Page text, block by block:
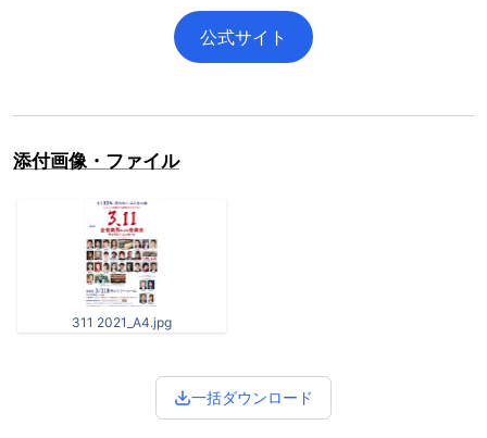
公式サイト
添付画像・ファイル
311 2021_A4.jpg
一括ダウンロード